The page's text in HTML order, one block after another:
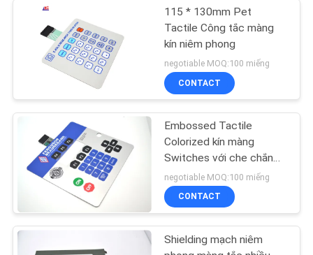
TRANG
WEB
CHÍNH
SÁCH
MẬT
Công tắc màng FPC
Chuyển đổi màng
sáng
115 * 130mm Pet
Tactile Công tắc màng
kín niêm phong
negotiable MOQ:100 miếng
CONTACT
Embossed Tactile
Colorized kín màng
Switches với che chắn
Circiuit
negotiable MOQ:100 miếng
CONTACT
Shielding mạch niêm